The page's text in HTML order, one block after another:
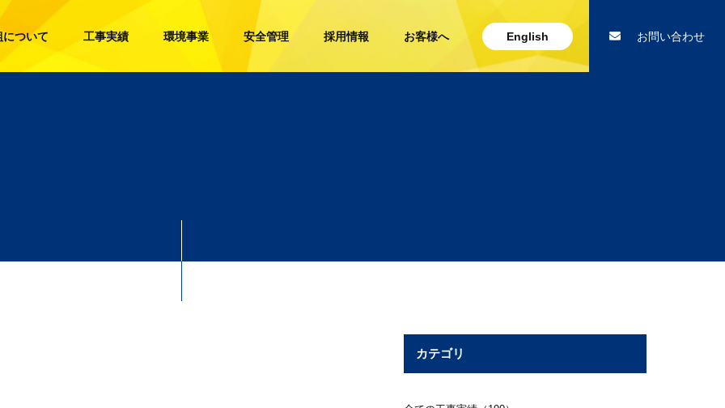
ついて 工事実績 環境事業 安全管理 採用情報 お客様へ English お問い合わせ
カテゴリ